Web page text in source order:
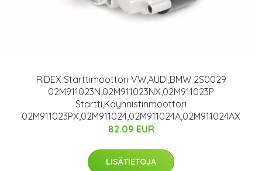
RIDEX Starttimoottori VW,AUDI,BMW 2S0029
02M911023N,02M911023NX,02M911023P
Startti,Käynnistinmoottori
02M911023PX,02M911024,02M911024A,02M911024AX
82.09 EUR
LISÄTIETOJA